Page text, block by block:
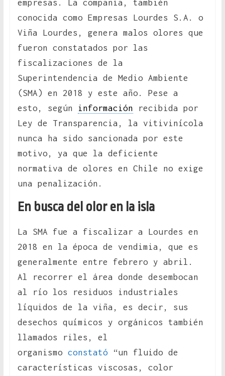
empresas. La compañía, también
conocida como Empresas Lourdes S.A. o
Viña Lourdes, genera malos olores que
fueron constatados por las
fiscalizaciones de la
Superintendencia de Medio Ambiente
(SMA) en 2018 y este año. Pese a
esto, según
información recibida por
Ley de Transparencia, la vitivinícola
nunca ha sido sancionada por este
motivo, ya que la deficiente
normativa de olores en Chile no exige
una penalización.
En busca del olor en la isla
La SMA fue a fiscalizar a Lourdes en
2018 en la época de vendimia, que es
generalmente entre febrero y abril.
Al recorrer el área donde desembocan
al río los residuos industriales
líquidos de la viña, es decir, sus
desechos químicos y orgánicos también
llamados riles, el
organismo constató “un fluido de
características viscosas, color